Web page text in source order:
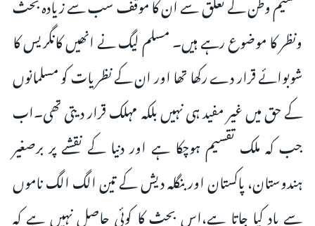
ونظر کا موضوع رہے ہیں۔ مسلم لیگ نے انھیں کانگریس کا
شوبوائے قرار دے رکھا تھا اور ان کے نظریات کو مسلمانوں
کے حق میں غیر مفید ہی نہیں بلکہ مہلک قرار دیتی تھی۔اب
جب کہ ملک تقسیم ہوچکا ہے اور دنیا کے نقشے پر برصغیر
ہندوستان، پاکستان اور بنگلہ دیش کے تین الگ الگ ناموں
سے یاد کیا جاتا ہے،اس بحث کا کوئی حاصل نہیں ہے کہ